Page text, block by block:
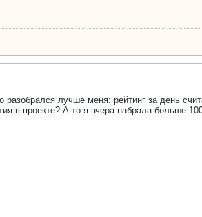
лучше меня: рейтинг за день
в проекте? А то я вчера набрала больше